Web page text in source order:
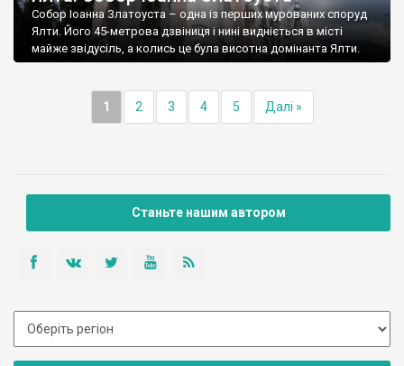
Собор Іоанна Златоуста – одна із перших мурованих споруд
Ялти. Його 45-метрова дзвіниця і нині видніється в місті
майже звідусіль, а колись це була висотна домінанта Ялти.
1 2 3 4 5 Далі »
Станьте нашим автором